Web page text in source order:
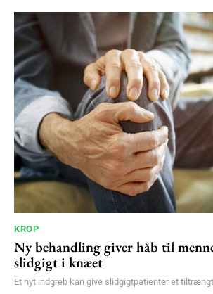
KROP
Ny behandling giver håb til
slidgigt i knæet
Et nyt indgreb kan give slidgigtpatienter et